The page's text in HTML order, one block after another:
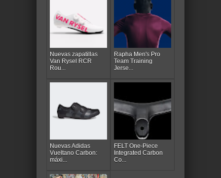
Nuevas zapatillas
Van Rysel RCR
Rou...
Rapha Men's Pro
Team Training
Jerse...
Nuevas Adidas
Vueltano Carbon:
máxi...
FELT One-Piece
Integrated Carbon
Co...